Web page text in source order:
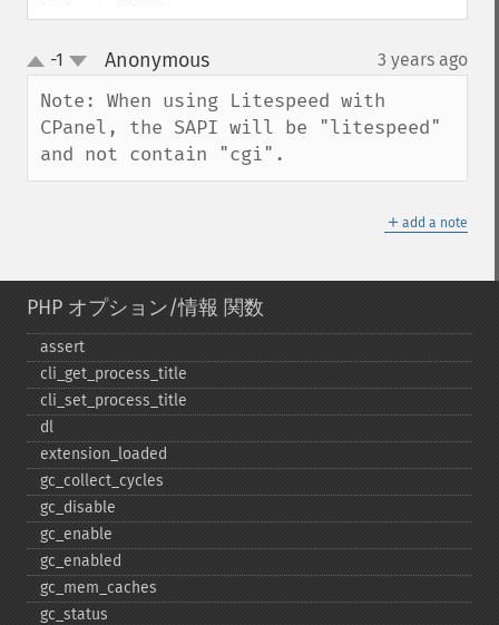
up
down
-1 Anonymous¶ 3 years ago
Note: When using Litespeed with
CPanel, the SAPI will be "litespeed"
and not contain "cgi".
＋ add a note
PHP オプション/情報 関数
assert
cli_​get_​process_​title
cli_​set_​process_​title
dl
extension_​loaded
gc_​collect_​cycles
gc_​disable
gc_​enable
gc_​enabled
gc_​mem_​caches
gc_​status